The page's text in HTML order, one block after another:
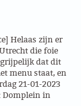
WORKFORCE
Helaas zijn er
die foie
dat dit
menu staat, en
21-01-2023
Domplein in